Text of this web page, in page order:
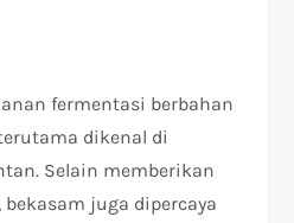
fermentasi berbahan
dikenal di
Selain memberikan
juga dipercaya